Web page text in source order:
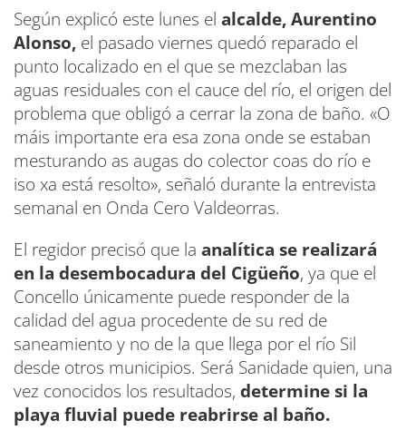
Según explicó este lunes el alcalde, Aurentino
Alonso, el pasado viernes quedó reparado el
punto localizado en el que se mezclaban las
aguas residuales con el cauce del río, el origen del
problema que obligó a cerrar la zona de baño. «O
máis importante era esa zona onde se estaban
mesturando as augas do colector coas do río e
iso xa está resolto», señaló durante la entrevista
semanal en Onda Cero Valdeorras.
El regidor precisó que la analítica se realizará
en la desembocadura del Cigüeño, ya que el
Concello únicamente puede responder de la
calidad del agua procedente de su red de
saneamiento y no de la que llega por el río Sil
desde otros municipios. Será Sanidade quien, una
vez conocidos los resultados, determine si la
playa fluvial puede reabrirse al baño.